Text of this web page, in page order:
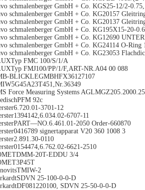
schmalenberger GmbH + Co. KGS25-12/2-
schmalenberger GmbH + Co. KG20157
schmalenberger GmbH + Co. KG20137
schmalenberger GmbH + Co. KG195X15-20-
schmalenberger GmbH + Co. KG12690
schmalenberger GmbH + Co. KG24114 O-Ring
schmalenberger GmbH + Co. KG23053
FMC 100/S/1/A
FMJ100/PP/1/F,ART-NR.A04 00 088
BLICKLEGMBHFX36127107
Force Measuring Systems
92c
3701-12
6707-11
2050 Order-660870
signertapparat V20 360 1008 3
0110
6621-2510
20T-EDDU 3/4
2
25-100-0-0-D
SDVN 25-50-0-0-D